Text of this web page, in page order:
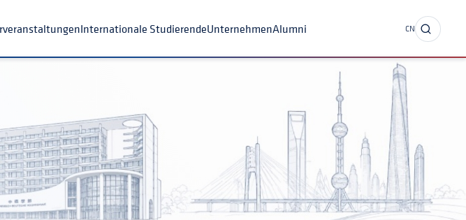
LehrveranstaltungenInternationale StudierendeUnternehmen